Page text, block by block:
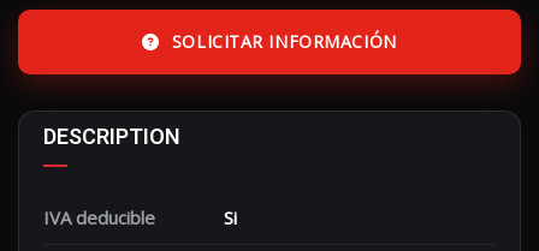
SOLICITAR INFORMACIÓN
DESCRIPTION
IVA deducible Si